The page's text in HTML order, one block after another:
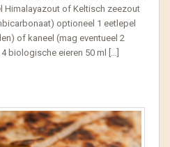
Himalayazout of Keltisch zeezout
optioneel 1 eetlepel
of kaneel (mag eventueel 2
biologische eieren 50 ml […]